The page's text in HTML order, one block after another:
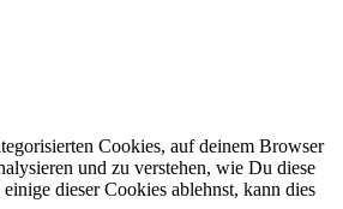
Cookies, auf deinem Browser
und zu verstehen, wie Du diese
dieser Cookies ablehnst, kann dies